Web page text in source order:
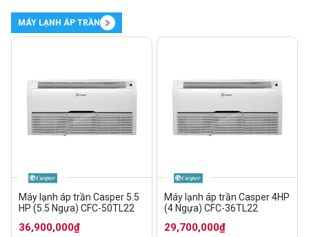
MÁY LẠNH ÁP TRẦN
Máy lạnh áp trần Casper 5.5
HP (5.5 Ngựa) CFC-50TL22
36,900,000₫
Máy lạnh áp trần Casper 4HP
(4 Ngựa) CFC-36TL22
29,700,000₫